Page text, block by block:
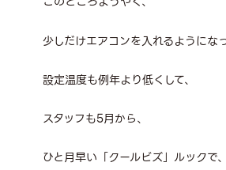
少しだけエアコンを入れるようにな
設定温度も例年より低くして、
スタッフも5月から、
ひと月早い「クールビズ」ルックで、